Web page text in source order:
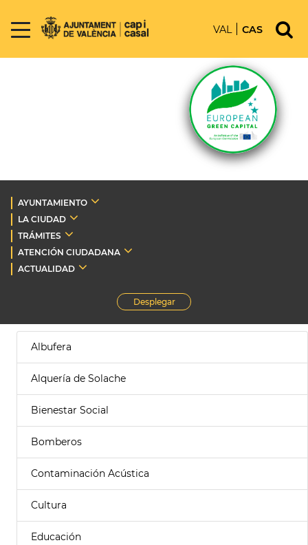
VAL CAS
AYUNTAMIENTO
LA CIUDAD
TRÁMITES
ATENCIÓN CIUDADANA
ACTUALIDAD
Desplegar
Albufera
Alquería de Solache
Bienestar Social
Bomberos
Contaminación Acústica
Cultura
Educación